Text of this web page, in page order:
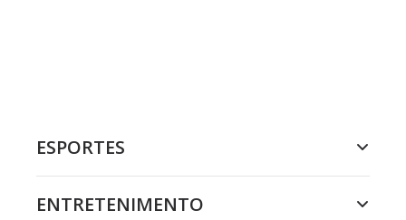
ESPORTES
ENTRETENIMENTO